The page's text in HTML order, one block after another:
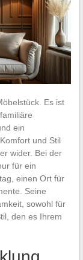
Es ist
ein
und Stil
wider. Bei der
für ein
einen Ort für
Seine
sowohl für
den es Ihrem